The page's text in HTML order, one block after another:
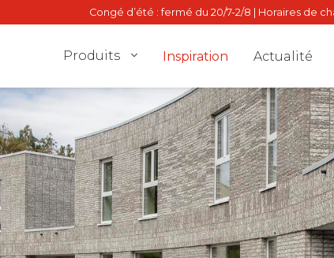
Congé d’été : fermé du 20/7-2/8 | Horaires de
Produits
Brique de façade
Mur intérieur
Plancher porteur
BriQ
Inspiration Actualité